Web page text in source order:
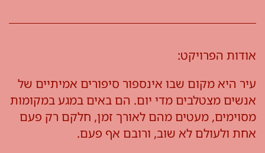
אודות הפרויקט:
עיר היא מקום שבו אינספור סיפורים אמיתיים של
אנשים מצטלבים מדי יום. הם באים במגע במקומות
מסוימים, מעטים מהם לאורך זמן, חלקם רק פעם
אחת ולעולם לא שוב, ורובם אף פעם.